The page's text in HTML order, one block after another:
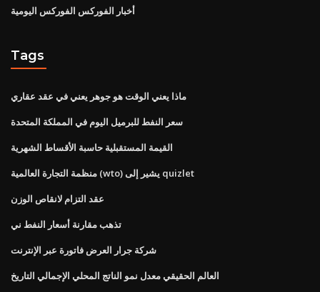
أخبار الفوركس الفوركس اليومية
Tags
ماذا يعني الوقت هو جوهر يعني في عقد عقاري
سعر النفط للبرميل اليوم في المملكة المتحدة
القيمة المستقبلية حاسبة الأقساط الشهرية
منظمة التجارة العالمية (wto) يشير إلى quizlet
عقد التزام لانقاص الوزن
تذهب مقارنة أسعار النفط ني
شركة جرار العرض فاتورة عبر الإنترنت
العالم الحقيقي معدل نمو الناتج المحلي الإجمالي التاريخ